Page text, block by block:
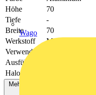
Wago
Höhe
70
Tiefe
-
Breite
70
Werkstoff
Metall
Verwendung
Ausführung
Halogenfrei
Mehr anzeigen